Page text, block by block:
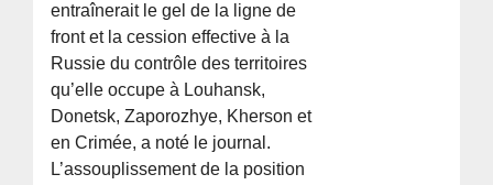
entraînerait le gel de la ligne de
front et la cession effective à la
Russie du contrôle des territoires
qu’elle occupe à Louhansk,
Donetsk, Zaporozhye, Kherson et
en Crimée, a noté le journal.
L’assouplissement de la position